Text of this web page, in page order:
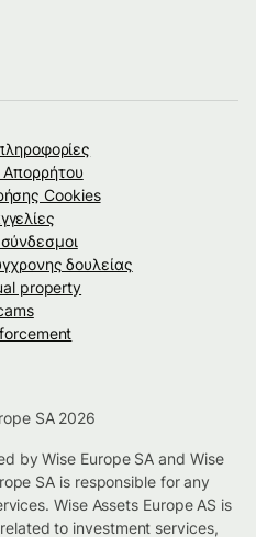
Απορρήτου
Cookies
δουλείας
property
SA 2026
by Wise Europe SA and Wise
SA is responsible for any
Wise Assets Europe AS is
to investment services,